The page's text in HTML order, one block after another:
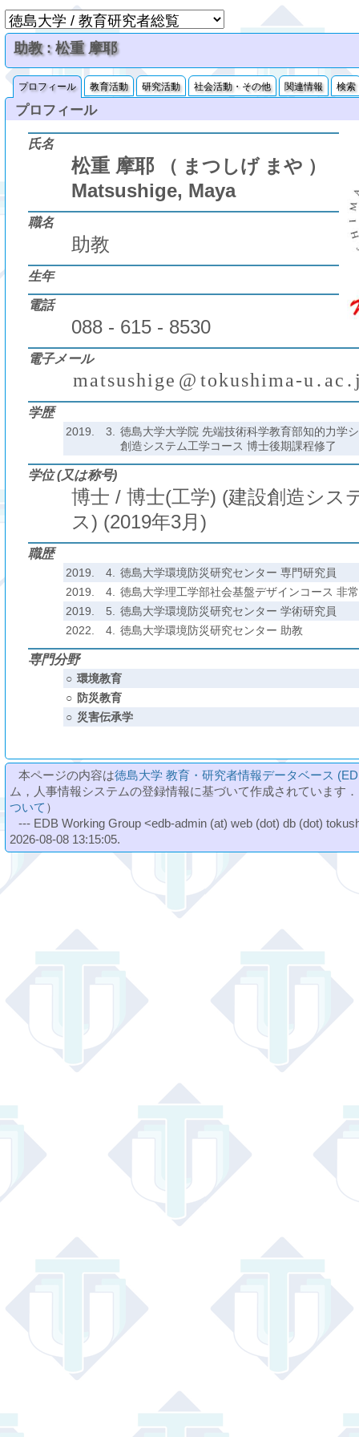
助教 : 松重 摩耶
プロフィール 教育活動 研究活動 社会活動・その他 関連情報 検索
プロフィール
氏名
松重 摩耶 （ まつしげ まや ）
Matsushige, Maya
職名
助教
生年
電話
088 - 615 - 8530
電子メール
matsushige @ tokushima-u . ac .
学歴
2019. 3.
徳島大学大学院 先端技術科学教育部知的力学
創造システム工学コース 博士後期課程修了
学位 (又は称号)
博士 / 博士(工学) (建設創造シス
ス) (2019年3月)
職歴
2019. 4.
徳島大学環境防災研究センター 専門研究員
2019.
4.
徳島大学理工学部社会基盤デザインコース 非
2019.
5.
徳島大学環境防災研究センター 学術研究員
2022.
4. 徳島大学環境防災研究センター 助教
専門分野
○ 環境教育
○ 防災教育
○ 災害伝承学
本ページの内容は徳島大学 教育・研究者情報データベース
ム，人事情報システムの登録情報に基づいて作成されています
ついて ）
--- EDB Working Group <edb-admin (at) web (dot) db (dot)
2026-08-08 13:15:05.